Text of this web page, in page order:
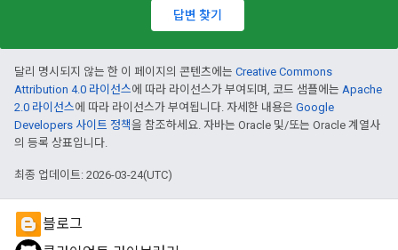
답변 찾기
달리 명시되지 않는 한 이 페이지의 콘텐츠에는 Creative Commons
Attribution 4.0 라이선스에 따라 라이선스가 부여되며, 코드 샘플에는 Apache
2.0 라이선스에 따라 라이선스가 부여됩니다. 자세한 내용은 Google
Developers 사이트 정책을 참조하세요. 자바는 Oracle 및/또는 Oracle 계열사
의 등록 상표입니다.
최종 업데이트: 2026-03-24(UTC)
블로그